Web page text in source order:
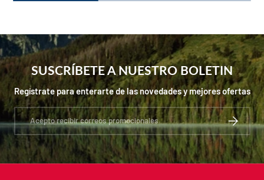
SUSCRÍBETE A NUESTRO BOLETIN
Regístrate para enterarte de las novedades y mejores ofertas
Correo electrónico